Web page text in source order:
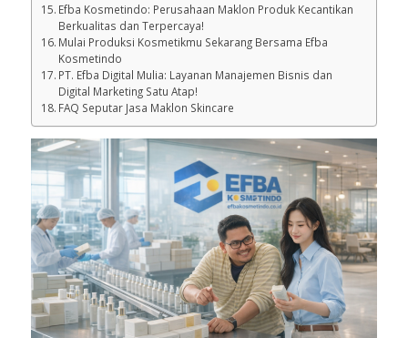
Efba Kosmetindo: Perusahaan Maklon Produk Kecantikan
Berkualitas dan Terpercaya!
Mulai Produksi Kosmetikmu Sekarang Bersama Efba
Kosmetindo
PT. Efba Digital Mulia: Layanan Manajemen Bisnis dan
Digital Marketing Satu Atap!
FAQ Seputar Jasa Maklon Skincare